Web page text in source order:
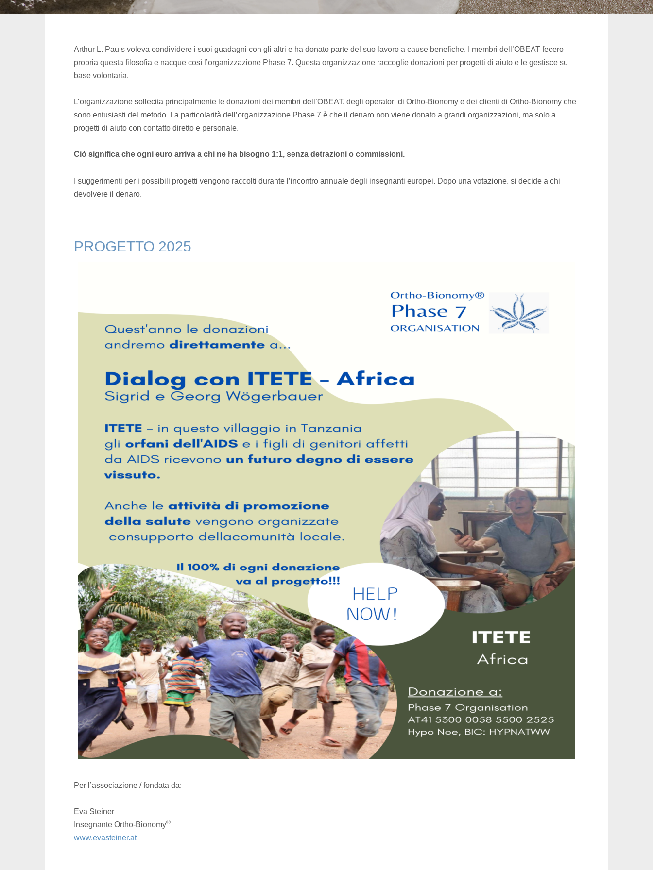
Arthur L. Pauls voleva condividere i suoi guadagni con gli altri e ha donato parte del suo lavoro a cause benefiche. I membri dell’OBEAT fecero
propria questa filosofia e nacque così l’organizzazione Phase 7. Questa organizzazione raccoglie donazioni per progetti di aiuto e le gestisce su
base volontaria.
L’organizzazione sollecita principalmente le donazioni dei membri dell’OBEAT, degli operatori di Ortho-Bionomy e dei clienti di Ortho-Bionomy che
sono entusiasti del metodo. La particolarità dell’organizzazione Phase 7 è che il denaro non viene donato a grandi organizzazioni, ma solo a
progetti di aiuto con contatto diretto e personale.
Ciò significa che ogni euro arriva a chi ne ha bisogno 1:1, senza detrazioni o commissioni.
I suggerimenti per i possibili progetti vengono raccolti durante l’incontro annuale degli insegnanti europei. Dopo una votazione, si decide a chi
devolvere il denaro.
PROGETTO 2025
Per l’associazione / fondata da:
Eva Steiner
Insegnante Ortho-Bionomy®
www.evasteiner.at